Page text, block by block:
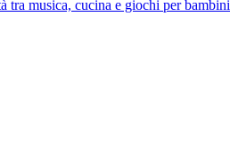
tra musica, cucina e giochi per bambini